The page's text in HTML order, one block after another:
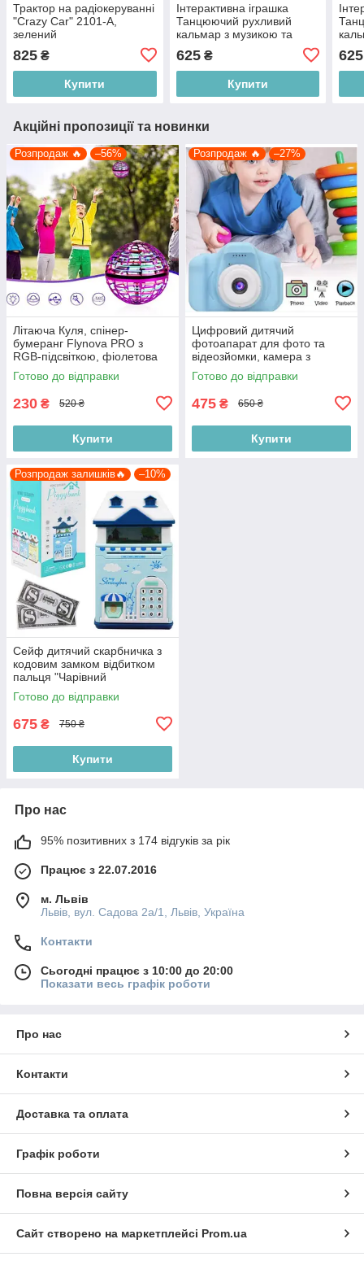
Трактор на радіокеруванні
"Crazy Car" 2101-А,
зелений
825 ₴
Купити
Інтерактивна іграшка
Танцюючий рухливий
кальмар з музикою та
Squid" DT-505, рожевий
625₴
Купити
625
Акційні пропозиції та новинки
Розпродаж 🔥 –56%
Літаюча Куля, спінер-
бумеранг Flynova PRO з
RGB-підсвіткою, фіолетова
Готово до відправки
230 ₴ 520 ₴
Купити
Розпродаж 🔥 –27%
Цифровий дитячий
фотоапарат для фото та
відеозйомки, камера з
дисплеєм Smart Kids X200,
синій
Готово до відправки
475 ₴ 650 ₴
Купити
Розпродаж залишків🔥 –10%
Сейф дитячий скарбничка з
кодовим замком відбитком
пальця "Чарівний
Будиночок", блакитний
Готово до відправки
675 ₴ 750 ₴
Купити
Про нас
95% позитивних з 174 відгуків за рік
Працює з 22.07.2016
м. Львів
Львів, вул. Садова 2а/1, Львів, Україна
Контакти
Сьогодні працює з 10:00 до 20:00
Показати весь графік роботи
Про нас
Контакти
Доставка та оплата
Графік роботи
Повна версія сайту
Сайт створено на маркетплейсі Prom.ua